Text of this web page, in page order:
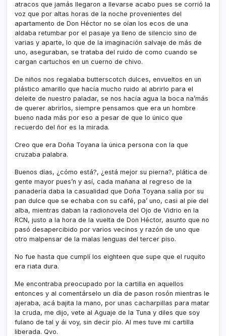
atracos que jamás llegaron a llevarse acabo pues se corrió la
voz que por altas horas de la noche provenientes del
apartamento de Don Héctor no se oí­an los ecos de una
aldaba retumbar por el pasaje ya lleno de silencio sino de
varias y aparte, lo que de la imaginación salvaje de más de
uno, aseguraban, se trataba del ruido de como cuando se
cargan cartuchos en un cuerno de chivo.
De niños nos regalaba butterscotch dulces, envueltos en un
plástico amarillo que hací­a mucho ruido al abrirlo para el
deleite de nuestro paladar, se nos hací­a agua la boca na’más
de querer abrirlos, siempre pensamos que era un hombre
bueno nada más por eso a pesar de que lo único que
recuerdo del ñor es la mirada.
Creo que era Doña Toyana la única persona con la que
cruzaba palabra.
Buenos dí­as, ¿cómo está?, ¿está mejor su pierna?, plática de
gente mayor pues’n y así­, cada mañana al regreso de la
panaderí­a daba la casualidad que Doña Toyana salí­a por su
pan dulce que se echaba con su café, pa’ uno, casi al pie del
alba, mientras daban la radionovela del Ojo de Vidrio en la
RCN, justo a la hora de la vuelta de Don Héctor, asunto que no
pasó desapercibido por varios vecinos y razón de uno que
otro malpensar de la malas lenguas del tercer piso.
No fue hasta que cumplí­ los eighteen que supe que el ruquito
era riata dura.
Me encontraba preocupado por la cartilla en aquellos
entonces y al comentárselo un dí­a de pason rosón mientras le
ajeraba, acá bajita la mano, por unas cacharpillas para matar
la cruda, me dijo, vete al Aguaje de la Tuna y diles que soy
fulano de tal y ái voy, sin decir pí­o. Al mes tuve mi cartilla
liberada. Qvo.